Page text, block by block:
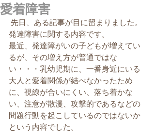
愛着障害
発達障害に関する内容です。
最近、発達障がいの子どもが増えてい
るが、その増え方が普通ではな
い・・・乳幼児期に、一番身近にいる
大人と愛着関係が結べなかったため
に、視線が合いにくい、落ち着かな
い、注意が散漫、攻撃的であるなどの
問題行動を起こしているのではないか
という内容でした。